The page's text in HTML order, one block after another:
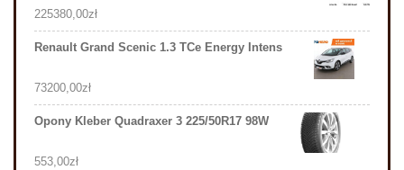
225380,00zł
Renault Grand Scenic 1.3 TCe Energy Intens
73200,00zł
Opony Kleber Quadraxer 3 225/50R17 98W
553,00zł